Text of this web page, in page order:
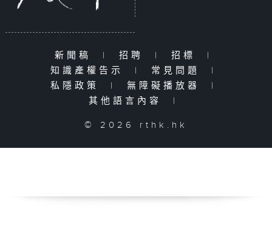
新聞稿 | 招聘 | 招標
|
知識產權告示
| 常見問題
|
私隱政策
| 無障礙播放器
|
其他語言內容
|
© 2026 rthk.hk